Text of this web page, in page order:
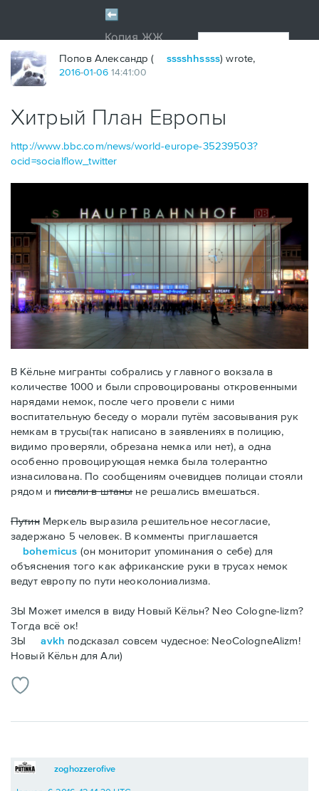
Попов Александр ( sssshhssss) wrote,
2016-01-06 14:41:00
Хитрый План Европы
http://www.bbc.com/news/world-europe-35239503?
ocid=socialflow_twitter
В Кёльне мигранты собрались у главного вокзала в
количестве 1000 и были спровоцированы откровенными
нарядами немок, после чего провели с ними
воспитательную беседу о морали путём засовывания рук
немкам в трусы(так написано в заявлениях в полицию,
видимо проверяли, обрезана немка или нет), а одна
особенно провоцирующая немка была толерантно
изнасилована. По сообщениям очевидцев полицаи стояли
рядом иписали в штаныне решались вмешаться.
ПутинМеркель выразила решительное несогласие,
задержано 5 человек. В комменты приглашается
bohemicus (он мониторит упоминания о себе) для
объяснения того как африканские руки в трусах немок
ведут европу по пути неоколониализма.
ЗЫ Может имелся в виду Новый Кёльн? Neo Cologne-lizm?
Тогда всё ок!
ЗЫ
avkh подсказал совсем чудесное: NeoCologneAlizm!
Новый Кёльн для Али)
zoghozzerofive